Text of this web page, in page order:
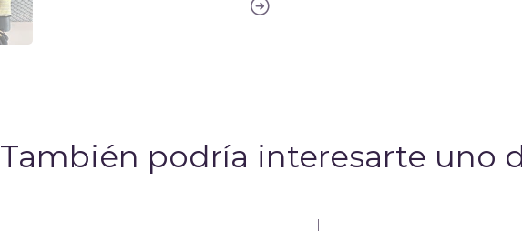
También podría interesarte uno